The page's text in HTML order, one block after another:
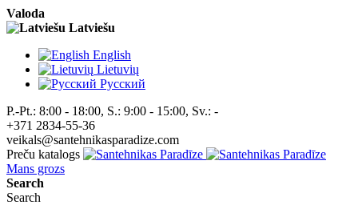
Valoda
Latviešu
English
Lietuvių
Pусский
P.-Pt.: 8:00 - 18:00, S.: 9:00 - 15:00, Sv.: -
+371 2834-55-36
veikals@santehnikasparadize.com
Preču katalogs
Mans grozs
Search
Search